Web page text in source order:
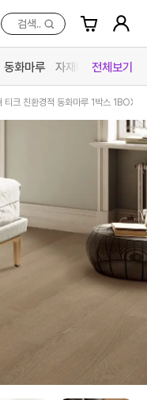
동화마루 자재매장전체보기
크 친환경적 동화마루 1박스 1BOX
검색..
영림 마루엔
한솔 마루 (문의)
자재매
목재
스페
페트
커넥터